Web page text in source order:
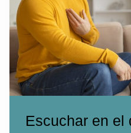
Escuchar en el